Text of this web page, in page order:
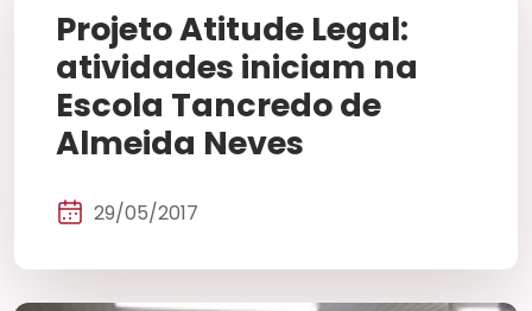
Projeto Atitude Legal:
atividades iniciam na
Escola Tancredo de
Almeida Neves
29/05/2017